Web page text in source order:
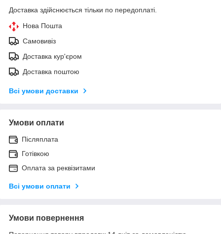
Доставка здійснюється тільки по передоплаті.
Нова Пошта
Самовивіз
Доставка кур'єром
Доставка поштою
Всі умови доставки
Умови оплати
Післяплата
Готівкою
Оплата за реквізитами
Всі умови оплати
Умови повернення